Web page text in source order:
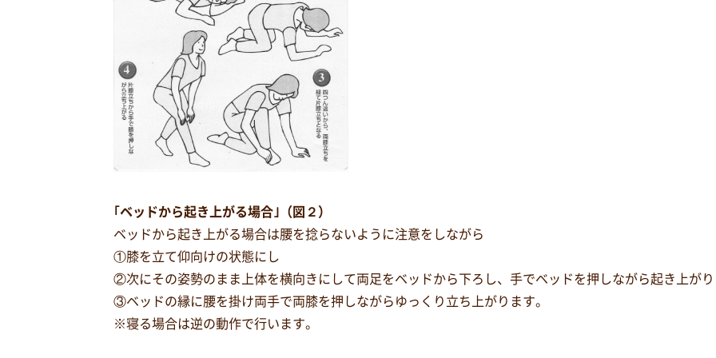
｢ベッドから起き上がる場合｣（図２）
ベッドから起き上がる場合は腰を捻らないように注意をしながら
①膝を立て仰向けの状態にし
②次にその姿勢のまま上体を横向きにして両足をベッドから下ろし、手でベッドを押しながら起き上が
③ベッドの縁に腰を掛け両手で両膝を押しながらゆっくり立ち上がります。
※寝る場合は逆の動作で行います。